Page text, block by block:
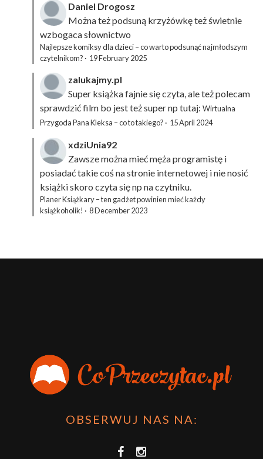
Daniel Drogosz
Można też podsuną krzyżówkęteż świetnie
wzbogaca słownictwo
Najlepsze komiksy dla dzieci – co warto podsunąć najmłodszym
czytelnikom? · 19 February 2025
zalukajmy.pl
Super książka fajnie się czyta, ale też polecam
sprawdzić film bo jest też super np tutaj: Wirtualna
Przygoda Pana Kleksa – co to takiego? · 15 April 2024
xdziUnia92
Zawsze można mieć męża programistę i
posiadać takie coś na stronie internetowej i nie nosić
książki skoro czyta się np na czytniku.
Planer Książkary – ten gadżet powinien mieć każdy
książkoholik! · 8 December 2023
OBSERWUJ NAS NA: